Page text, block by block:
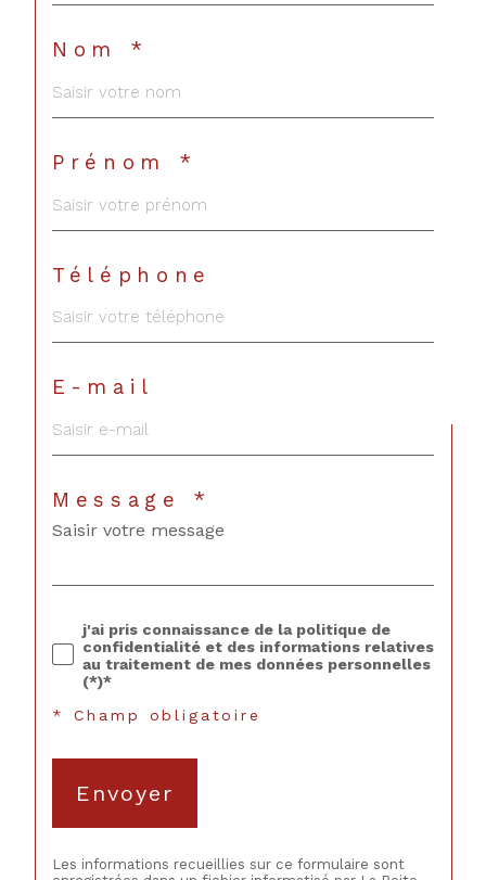
Nom *
Prénom *
Téléphone
E-mail
Message *
j'ai pris connaissance de la politique de
confidentialité et des informations relatives
au traitement de mes données personnelles
(*)*
* Champ obligatoire
Envoyer
Les informations recueillies sur ce formulaire sont